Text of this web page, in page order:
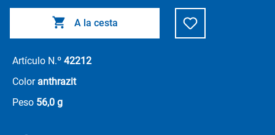
A la cesta
Artículo N.º 42212
Color anthrazit
Peso 56,0 g